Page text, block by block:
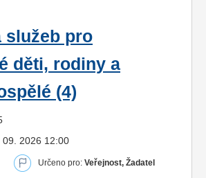
služeb pro
děti, rodiny a
(4)
09. 2026 12:00
Určeno pro: Veřejnost, Žadatel